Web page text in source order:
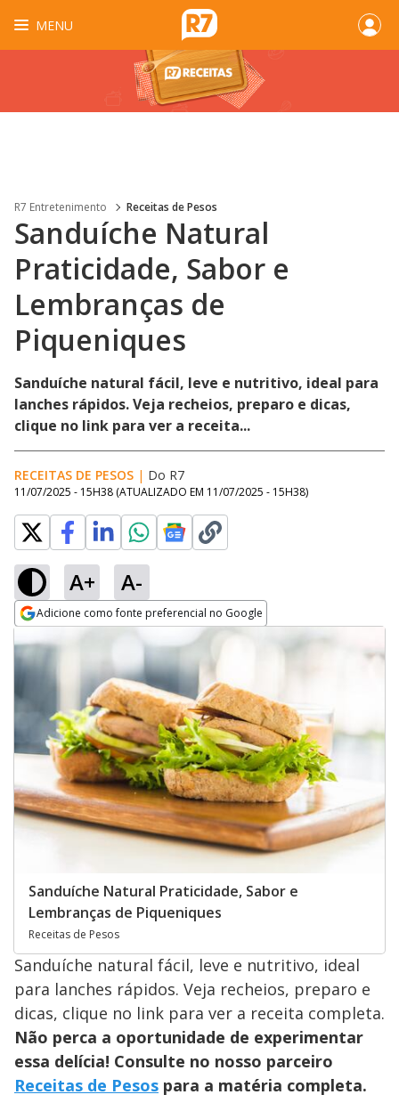
MENU
R7 Entretenimento Receitas de Pesos
Sanduíche Natural
Praticidade, Sabor e
Lembranças de
Piqueniques
Sanduíche natural fácil, leve e nutritivo, ideal para
lanches rápidos. Veja recheios, preparo e dicas,
clique no link para ver a receita...
RECEITAS DE PESOS | Do R7
11/07/2025 - 15H38 (ATUALIZADO EM 11/07/2025 - 15H38)
A+ A-
Adicione como fonte preferencial no Google
Opens in new window
Sanduíche Natural Praticidade, Sabor e
Lembranças de Piqueniques
Receitas de Pesos
Sanduíche natural fácil, leve e nutritivo, ideal
para lanches rápidos. Veja recheios, preparo e
dicas, clique no link para ver a receita completa.
Não perca a oportunidade de experimentar
essa delícia! Consulte no nosso parceiro
Receitas de Pesos para a matéria completa.